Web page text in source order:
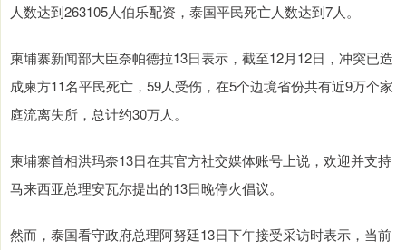
人数达到263105人伯乐配资，泰国平民死亡人数达到7人。
柬埔寨新闻部大臣奈帕德拉13日表示，截至12月12日，冲突已造
成柬方11名平民死亡，59人受伤，在5个边境省份共有近9万个家
庭流离失所，总计约30万人。
柬埔寨首相洪玛奈13日在其官方社交媒体账号上说，欢迎并支持
马来西亚总理安瓦尔提出的13日晚停火倡议。
然而，泰国看守政府总理阿努廷13日下午接受采访时表示，当前